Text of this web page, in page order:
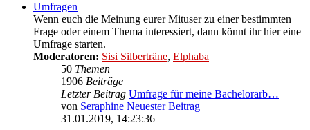
Umfragen
Wenn euch die Meinung eurer Mituser zu einer bestimmten
Frage oder einem Thema interessiert, dann könnt ihr hier eine
Umfrage starten.
Moderatoren: Sisi Silberträne, Elphaba
50 Themen
1906 Beiträge
Letzter Beitrag Umfrage für meine Bachelorarb…
von Seraphine Neuester Beitrag
31.01.2019, 14:23:36